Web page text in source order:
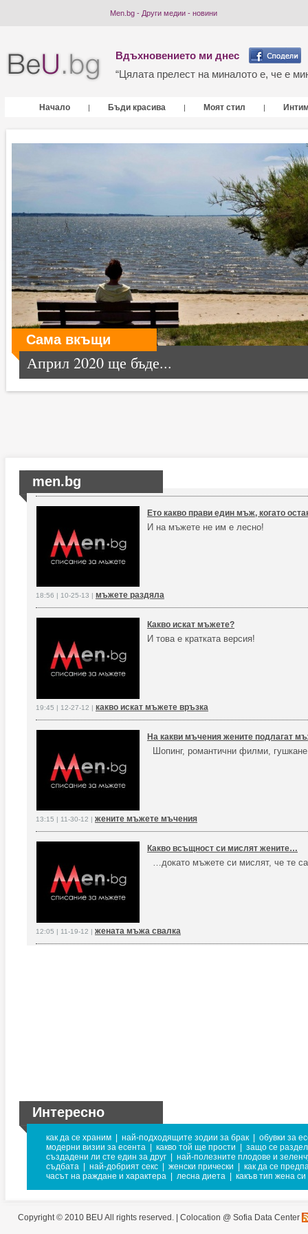
Men.bg - Други медии - новини
Вдъхновението ми днес
“Цялата прелест на миналото е, че е
Начало | Бъди красива | Моят стил |
Сама вкъщи
Април 2020 ще бъде...
men.bg
Ето какво прави един мъж, когато
И на мъжете не им е лесно!
18:56 | 10-25-13 | мъжете раздяла
Какво искат мъжете?
И това е кратката версия!
19:45 | 12-27-12 | какво искат мъжете връзка
На какви мъчения жените подлагат
Шопинг, романтични филми,
13:15 | 11-30-12 | жените мъжете мъчения
Какво всъщност си мислят жените…
…докато мъжете си мислят, че те
12:05 | 11-19-12 | жената мъжа свалка
Интересно
как да се храним най-подходящите зодии за брак
обувки за
модерни визии за есента
какво той ще прости
защо се
създадени ли сте един за друг
най-полезните плодове и
съдбата
най-добрият секс женски прически
как да се
часът на раждане и характера
лесна диета какъв тип жена си
Copyright © 2010 BEU All rights reserved. | Colocation @ Sofia Data Center